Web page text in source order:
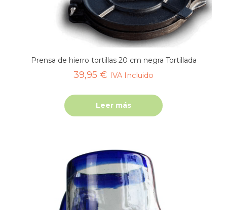
Prensa de hierro tortillas 20 cm negra Tortillada
39,95 € IVA Incluido
Leer más